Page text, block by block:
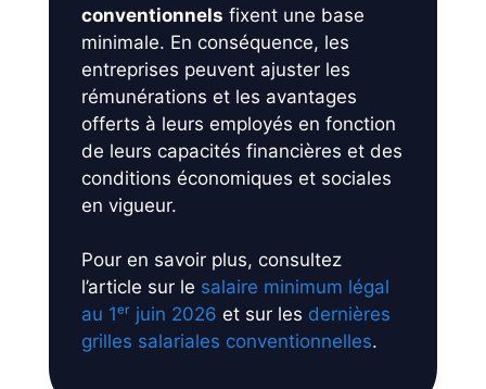
conventionnels fixent une base
minimale. En conséquence, les
entreprises peuvent ajuster les
rémunérations et les avantages
offerts à leurs employés en fonction
de leurs capacités financières et des
conditions économiques et sociales
en vigueur.
Pour en savoir plus, consultez
l’article sur le salaire minimum légal
au 1ᵉʳ juin 2026 et sur les dernières
grilles salariales conventionnelles.